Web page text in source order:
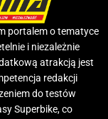
portalem o tematyce
i niezależnie
atrakcją jest
redakcji
do testów
Superbike, co